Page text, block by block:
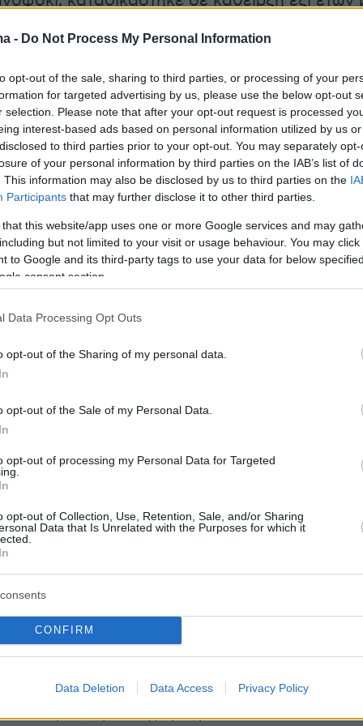
- Do Not Process My Personal Information
opt-out of the sale, sharing to third parties, or processing of your
for targeted advertising by us, please use the below opt-out
selection. Please note that after your opt-out request is processed
interest-based ads based on personal information utilized by us
to third parties prior to your opt-out. You may separately
of your personal information by third parties on the IAB’s list of
This information may also be disclosed by us to third parties on the
Participants that may further disclose it to other third parties.
that this website/app uses one or more Google services and may
but not limited to your visit or usage behaviour. You may
to Google and its third-party tags to use your data for below
consent section.
Data Processing Opt Outs
opt-out of the Sharing of my personal data.
opt-out of the Sale of my Personal Data.
opt-out of processing my Personal Data for Targeted
opt-out of Collection, Use, Retention, Sale, and/or Sharing
Data that Is Unrelated with the Purposes for which it
CONFIRM
Data Deletion Data Access Privacy Policy
έχει τεθεί εκτός νόμου, η οποία θεωρείται
της απλής συμμετοχής βάσει της
η μητέρα του, δήλωσε οεκπρόσωπος Τύπου
Ένωσης Μαρτύρων του Ιεχωβά Γιαροσλάβ
ότι και οι δύο τους αρνήθηκαν
θα εφεσιβάλλουν την απόφαση.
δεν ανταποκρίθηκε, όταν του ζητήθηκε να
απόφαση, ενώ ο Σιβούλσκι δήλωσε ότι μια
δεν δικαιολογείται».
γιός της με αβάσιμες κατηγορίες
εναντίον των
ως προς το επίπεδο των αδικαιολόγητων
διώξεων προσεγγίζει την
Σιβούλσκι.
Ιεχωβάβρίσκονται υπό πίεση εδώ και
όπου κυρίαρχο ρόλο έχει η Ρωσική
η οποία υποστηρίζεται από τον Ρώσο
Πούτιν. Οι Ορθόδοξοι μελετητές της
που διαβρώνει τους κρατικούς θεσμούς
αξίες, κατηγορίες που οι ίδιοι οι